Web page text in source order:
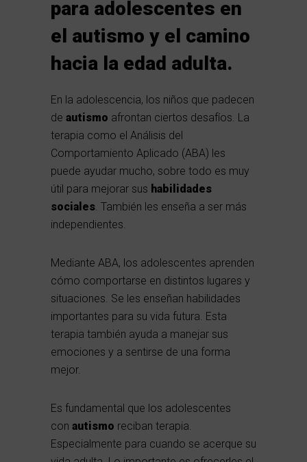
para adolescentes en
el autismo y el camino
hacia la edad adulta.
En la adolescencia, los niños que padecen
de autismo afrontan ciertos desafíos. La
terapia como el Análisis del
Comportamiento Aplicado (ABA) les
puede ayudar mucho, sobre todo es muy
útil para mejorar sus habilidades
sociales. También les enseña a ser más
independientes.
Mediante ABA, los adolescentes aprenden
cómo comportarse en distintos lugares y
situaciones. Se les enseñan habilidades
importantes para su vida futura. Esta
terapia también ayuda a manejar sus
emociones y a sentirse de una forma
mejor.
Es fundamental que los adolescentes
con autismo reciban terapia.
Especialmente para cuando se acerque su